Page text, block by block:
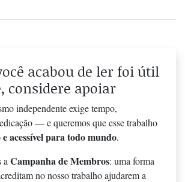
acabou de ler foi útil
considere apoiar
independente exige tempo,
— e queremos que esse trabalho
acessível para todo mundo.
a Campanha de Membros: uma forma
no nosso trabalho ajudarem a